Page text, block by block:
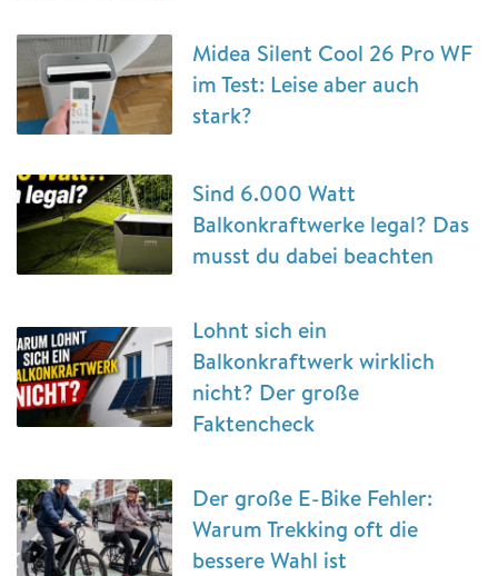
Midea Silent Cool 26 Pro WF
im Test: Leise aber auch
stark?
Sind 6.000 Watt
Balkonkraftwerke legal? Das
musst du dabei beachten
Lohnt sich ein
Balkonkraftwerk wirklich
nicht? Der große
Faktencheck
Der große E-Bike Fehler:
Warum Trekking oft die
bessere Wahl ist